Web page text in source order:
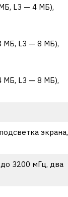
МБ, L3 — 4 МБ),
МБ, L3 — 8 МБ),
МБ, L3 — 8 МБ),
экрана,
3200 мГц, два